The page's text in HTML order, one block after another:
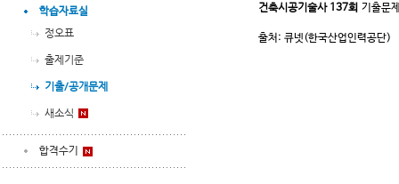
학습자료실
정오표
출제기준
기출/공개문제
새소식
합격수기
건축시공기술사 137회 기출문
출처: 큐넷(한국산업인력공단)